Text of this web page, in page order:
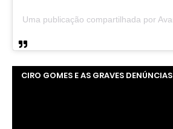
CIRO GOMES E AS GRAVES DENÚNCIAS